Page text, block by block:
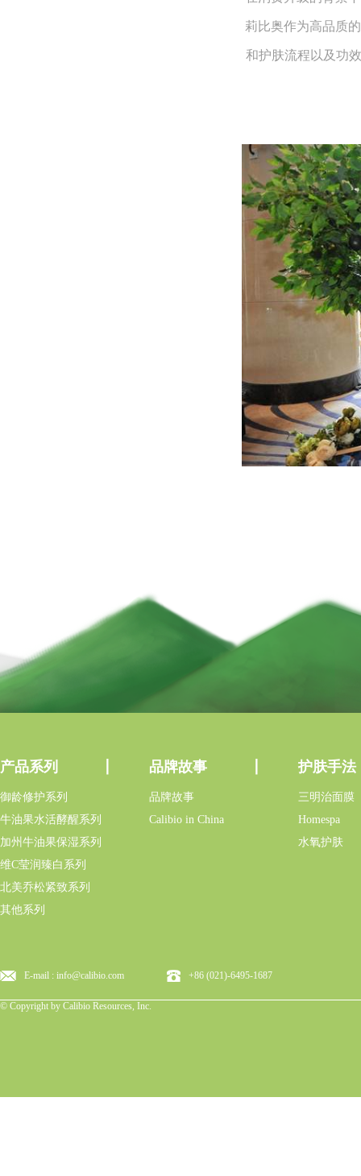
莉比奥作为高品质
和护肤流程以及功
产品系列
御龄修护系列
牛油果水活酵醒系列
加州牛油果保湿系列
维C莹润臻白系列
北美乔松紧致系列
其他系列
品牌故事
品牌故事
Calibio in China
护肤手法
三明治面膜
Homespa
水氧护肤
E-mail : info@calibio.com +86 (021)-6495-1687
© Copyright by Calibio Resources, Inc.